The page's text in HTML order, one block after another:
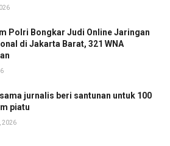
Polri Bongkar Judi Online Jaringan
di Jakarta Barat, 321 WNA
jurnalis beri santunan untuk 100
piatu
2026